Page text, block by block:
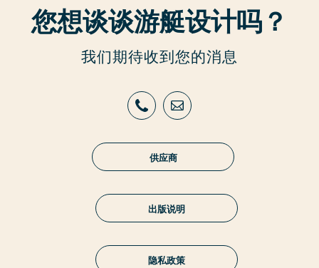
您想谈谈游艇设计吗？
我们期待收到您的消息
供应商
出版说明
隐私政策